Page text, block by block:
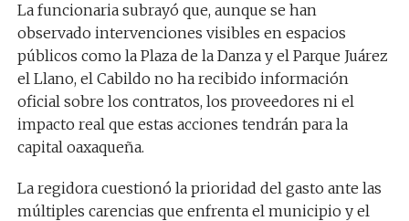
La funcionaria subrayó que, aunque se han
observado intervenciones visibles en espacios
públicos como la Plaza de la Danza y el Parque Juárez
el Llano, el Cabildo no ha recibido información
oficial sobre los contratos, los proveedores ni el
impacto real que estas acciones tendrán para la
capital oaxaqueña.
La regidora cuestionó la prioridad del gasto ante las
múltiples carencias que enfrenta el municipio y el